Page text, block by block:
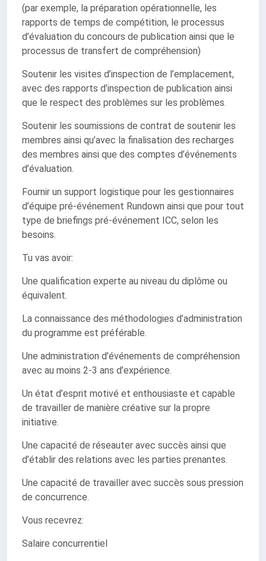
(par exemple, la préparation opérationnelle, les
rapports de temps de compétition, le processus
d’évaluation du concours de publication ainsi que le
processus de transfert de compréhension)
Soutenir les visites d’inspection de l’emplacement,
avec des rapports d’inspection de publication ainsi
que le respect des problèmes sur les problèmes.
Soutenir les soumissions de contrat de soutenir les
membres ainsi qu’avec la finalisation des recharges
des membres ainsi que des comptes d’événements
d’évaluation.
Fournir un support logistique pour les gestionnaires
d’équipe pré-événement Rundown ainsi que pour tout
type de briefings pré-événement ICC, selon les
besoins.
Tu vas avoir:
Une qualification experte au niveau du diplôme ou
équivalent.
La connaissance des méthodologies d’administration
du programme est préférable.
Une administration d’événements de compréhension
avec au moins 2-3 ans d’expérience.
Un état d’esprit motivé et enthousiaste et capable
de travailler de manière créative sur la propre
initiative.
Une capacité de réseauter avec succès ainsi que
d’établir des relations avec les parties prenantes.
Une capacité de travailler avec succès sous pression
de concurrence.
Vous recevrez:
Salaire concurrentiel